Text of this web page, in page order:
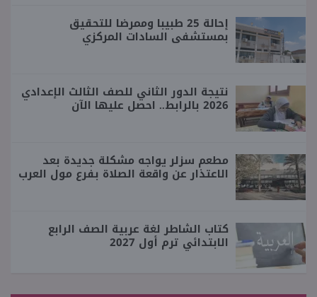
إحالة 25 طبيبا وممرضا للتحقيق
بمستشفى السادات المركزي
نتيجة الدور الثاني للصف الثالث الإعدادي
2026 بالرابط.. احصل عليها الآن
مطعم سزلر يواجه مشكلة جديدة بعد
الاعتذار عن واقعة الصلاة بفرع مول العرب
كتاب الشاطر لغة عربية الصف الرابع
الابتدائي ترم أول 2027